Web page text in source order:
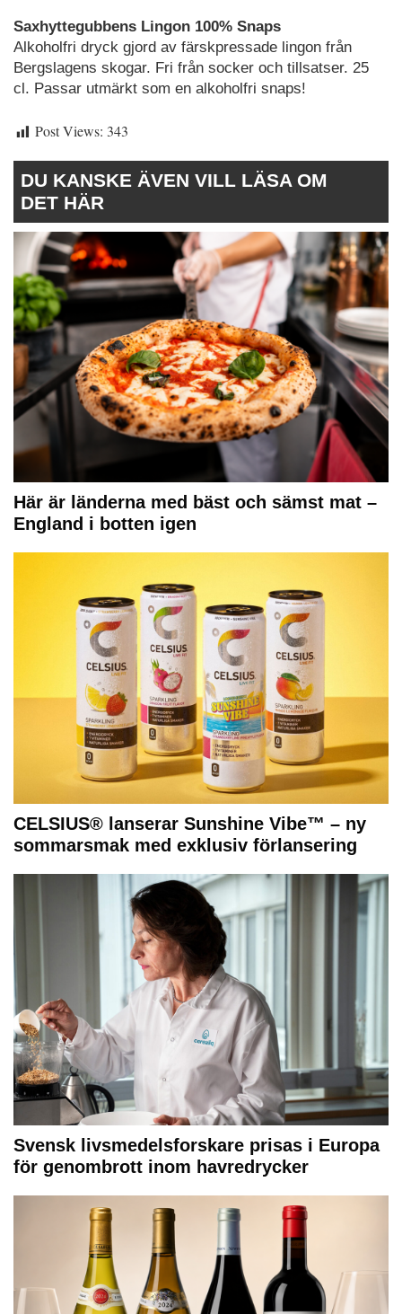
Saxhyttegubbens Lingon 100% Snaps
Alkoholfri dryck gjord av färskpressade lingon från
Bergslagens skogar. Fri från socker och tillsatser. 25
cl. Passar utmärkt som en alkoholfri snaps!
Post Views: 343
DU KANSKE ÄVEN VILL LÄSA OM
DET HÄR
Här är länderna med bäst och sämst mat –
England i botten igen
CELSIUS® lanserar Sunshine Vibe™ – ny
sommarsmak med exklusiv förlansering
Svensk livsmedelsforskare prisas i Europa
för genombrott inom havredrycker